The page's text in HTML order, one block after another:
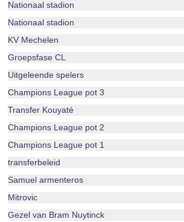
Nationaal stadion
Nationaal stadion
KV Mechelen
Groepsfase CL
Uitgeleende spelers
Champions League pot 3
Transfer Kouyaté
Champions League pot 2
Champions League pot 1
transferbeleid
Samuel armenteros
Mitrovic
Gezel van Bram Nuytinck